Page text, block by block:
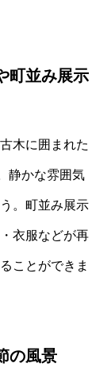
町並み展示
木に囲まれた
静かな雰囲気
。町並み展示
衣服などが再
ことができま
の風景